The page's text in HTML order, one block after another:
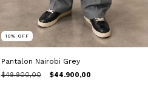
10% OFF
Pantalon Nairobi Grey
$49.900,00 $44.900,00